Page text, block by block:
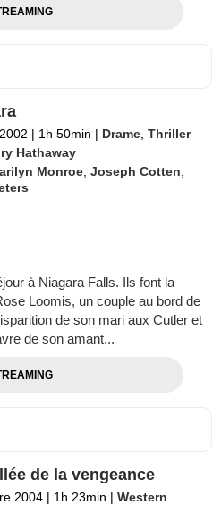
| 1h 50min | Drame ,Thriller
Hathaway
Monroe ,Joseph Cotten
à Niagara Falls. Ils font la
Loomis, un couple au bord de
de son mari aux Cutler et
de son amant...
de la vengeance
2004 | 1h 23min | Western